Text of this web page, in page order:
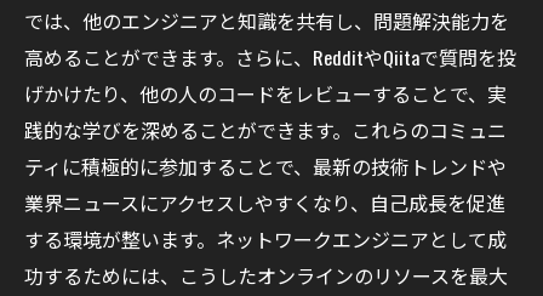
では、他のエンジニアと知識を共有し、問題解決能力を
高めることができます。さらに、RedditやQiitaで質問を投
げかけたり、他の人のコードをレビューすることで、実
践的な学びを深めることができます。これらのコミュニ
ティに積極的に参加することで、最新の技術トレンドや
業界ニュースにアクセスしやすくなり、自己成長を促進
する環境が整います。ネットワークエンジニアとして成
功するためには、こうしたオンラインのリソースを最大